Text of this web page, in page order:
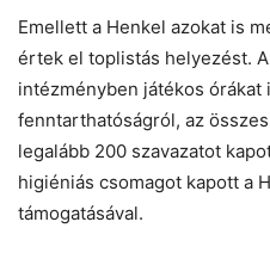
Emellett a Henkel azokat is
értek el toplistás helyezést.
intézményben játékos órákat
fenntarthatóságról, az
legalább 200 szavazatot
higiéniás csomagot kapott a
támogatásával.